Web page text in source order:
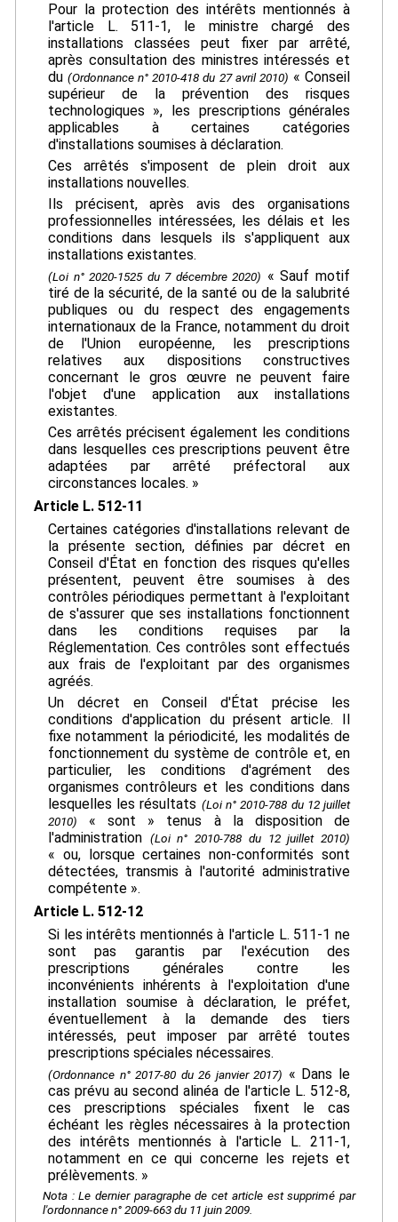
Pour la protection des intérêts mentionnés à
l'article L. 511-1, le ministre chargé des
installations classées peut fixer par arrêté,
après consultation des ministres intéressés et
du(Ordonnance n° 2010-418 du 27 avril 2010) « Conseil
supérieur de la prévention des risques
technologiques », les prescriptions générales
applicables à certaines catégories
d'installations soumises à déclaration.
Ces arrêtés s'imposent de plein droit aux
installations nouvelles.
Ils précisent, après avis des organisations
professionnelles intéressées, les délais et les
conditions dans lesquels ils s'appliquent aux
installations existantes.
(Loi n° 2020-1525 du 7 décembre 2020) « Sauf motif
tiré de la sécurité, de la santé ou de la salubrité
publiques ou du respect des engagements
internationaux de la France, notamment du droit
de l'Union européenne, les prescriptions
relatives aux dispositions constructives
concernant le gros œuvre ne peuvent faire
l'objet d'une application aux installations
existantes.
Ces arrêtés précisent également les conditions
dans lesquelles ces prescriptions peuvent être
adaptées par arrêté préfectoral aux
circonstances locales. »
Article L. 512-11
Certaines catégories d'installations relevant de
la présente section, définies par décret en
Conseil d'État en fonction des risques qu'elles
présentent, peuvent être soumises à des
contrôles périodiques permettant à l'exploitant
de s'assurer que ses installations fonctionnent
dans les conditions requises par la
Réglementation. Ces contrôles sont effectués
aux frais de l'exploitant par des organismes
agréés.
Un décret en Conseil d'État précise les
conditions d'application du présent article. Il
fixe notamment la périodicité, les modalités de
fonctionnement du système de contrôle et, en
particulier, les conditions d'agrément des
organismes contrôleurs et les conditions dans
lesquelles les résultats (Loi n° 2010-788 du 12 juillet
2010)
« sont » tenus à la disposition de
l'administration (Loi n° 2010-788 du 12 juillet 2010)
« ou, lorsque certaines non-conformités sont
détectées, transmis à l'autorité administrative
compétente ».
Article L. 512-12
Si les intérêts mentionnés à l'article L. 511-1 ne
sont pas garantis par l'exécution des
prescriptions générales contre les
inconvénients inhérents à l'exploitation d'une
installation soumise à déclaration, le préfet,
éventuellement à la demande des tiers
intéressés, peut imposer par arrêté toutes
prescriptions spéciales nécessaires.
(Ordonnance n° 2017-80 du 26 janvier 2017) « Dans le
cas prévu au second alinéa de l'article L. 512-8,
ces prescriptions spéciales fixent le cas
échéant les règles nécessaires à la protection
des intérêts mentionnés à l'article L. 211-1,
notamment en ce qui concerne les rejets et
prélèvements. »
Nota : Le dernier paragraphe de cet article est supprimé par
l'ordonnance n° 2009-663 du 11 juin 2009.